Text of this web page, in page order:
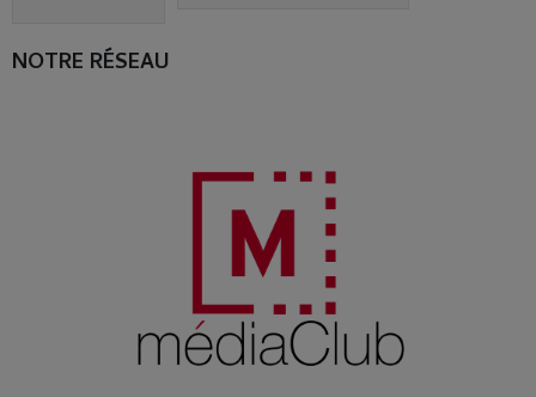
NOTRE RÉSEAU